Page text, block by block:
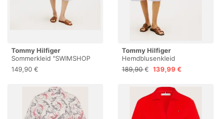
Tommy Hilfiger
Sommerkleid "SWIMSHOP
SEERSUCKER SMOCKED
DRS" mit schmalen Trägern
149,90 €
Tommy Hilfiger
Hemdblusenkleid
"EMBROIDERED POPLIN
SHIRT DRESS" mit
189,90 € 139,99 €